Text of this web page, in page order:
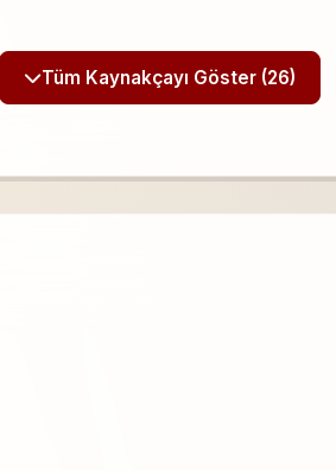
Tüm Kaynakçayı Göster (26)